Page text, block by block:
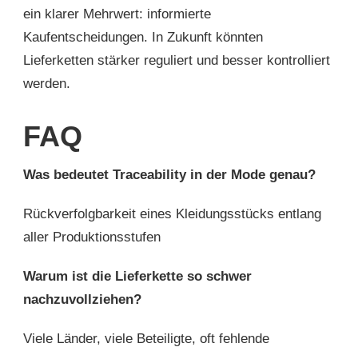
ein klarer Mehrwert: informierte
Kaufentscheidungen. In Zukunft könnten
Lieferketten stärker reguliert und besser kontrolliert
werden.
FAQ
Was bedeutet Traceability in der Mode genau?
Rückverfolgbarkeit eines Kleidungsstücks entlang
aller Produktionsstufen
Warum ist die Lieferkette so schwer
nachzuvollziehen?
Viele Länder, viele Beteiligte, oft fehlende